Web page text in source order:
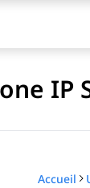
IP
Accueil